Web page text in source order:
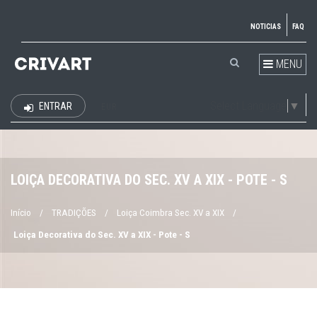
NOTICIAS FAQ
MENU
▼
ENTRAR
LOIÇA DECORATIVA DO SEC. XV A XIX - POTE - S
Início / TRADIÇÕES / Loiça Coimbra Sec. XV a XIX /
Loiça Decorativa do Sec. XV a XIX - Pote - S